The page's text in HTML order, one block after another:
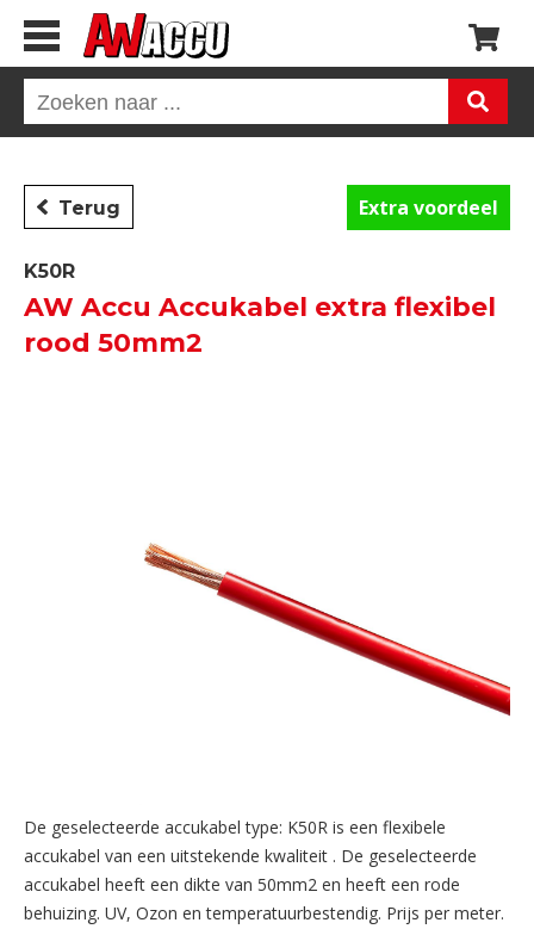
Terug Extra voordeel
K50R
AW Accu Accukabel extra flexibel
rood 50mm2
De geselecteerde accukabel type: K50R is een flexibele
accukabel van een uitstekende kwaliteit . De geselecteerde
accukabel heeft een dikte van 50mm2 en heeft een rode
behuizing. UV, Ozon en temperatuurbestendig. Prijs per meter.